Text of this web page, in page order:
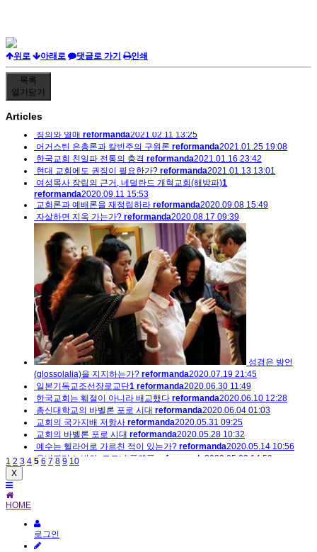
위로 아래로 댓글로 가기 인쇄
목록
열기 닫기
Articles
칭의와 열매 reformanda2021.02.11 13:25
어거스틴 은총론과 칼빈주의 구원론 reformanda2021.01.25 19:08
한국교회 친일파 전통의 충격 reformanda2021.01.16 23:42
현대 교회에도 권징이 필요한가? reformanda2021.01.13 13:01
여성목사 장립의 근거, 네덜란드 개혁교회(해방파)1
reformanda2020.09.11 15:53
교회론과 예배론을 재정립하라 reformanda2020.09.08 15:49
자살하면 지옥 가는가? reformanda2020.08.17 09:39
성경은 방언
(glossolalia)을 지지하는가? reformanda2020.07.19 21:45
일본기독교조선장로교단1 reformanda2020.06.30 11:49
한국교회는 훼절이 아니라 배교했다 reformanda2020.06.10 12:28
총신대학교의 바벨론 포로 시대 reformanda2020.06.04 01:03
교회의 국가지배 저항사 reformanda2020.05.31 09:25
교회의 바벨론 포로 시대 reformanda2020.05.28 10:32
예수는 헬라어로 가르친 적이 있는가? reformanda2020.05.14 10:56
유비쿼터스 방언, 코로나 플랫폼
reformanda 2020.05.03 14:59
1 2 3 4 5 6 7 8 9 10
X
HOME
로그인